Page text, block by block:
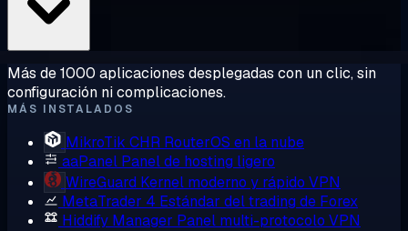
Más de 1000 aplicaciones desplegadas con un clic, sin
configuración ni complicaciones.
MÁS INSTALADOS
MikroTik CHR RouterOS en la nube
aaPanel Panel de hosting ligero
WireGuard Kernel moderno y rápido VPN
MetaTrader 4 Estándar del trading de Forex
Hiddify Manager Panel multi-protocolo VPN